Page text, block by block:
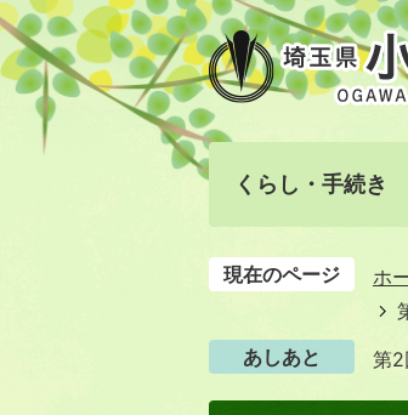
くらし・手続き
現在のページ ホ
あしあと
第2